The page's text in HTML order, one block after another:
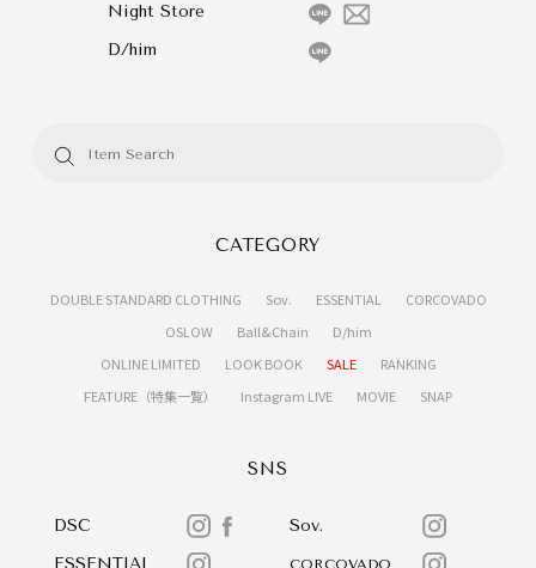
Night Store
D/him
CATEGORY
DOUBLE STANDARD CLOTHING Sov. ESSENTIAL
CORCOVADO
OSLOW
Ball&Chain
D/him
ONLINE LIMITED
LOOK BOOK SALE
RANKING
FEATURE（特集一覧）
Instagram LIVE MOVIE SNAP
SNS
DSC
Sov.
ESSENTIAL
CORCOVADO